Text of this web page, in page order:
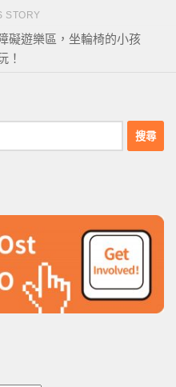
STORY
礙遊樂區，坐輪椅的小孩
！